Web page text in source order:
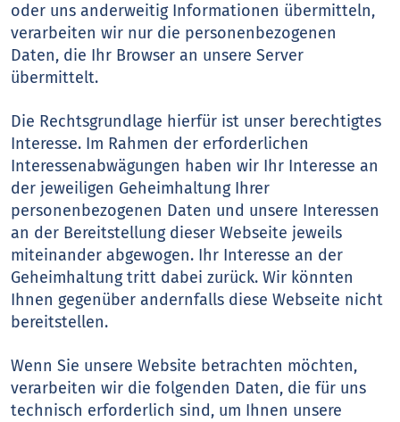
oder uns anderweitig Informationen übermitteln,
verarbeiten wir nur die personenbezogenen
Daten, die Ihr Browser an unsere Server
übermittelt.
Die Rechtsgrundlage hierfür ist unser berechtigtes
Interesse. Im Rahmen der erforderlichen
Interessenabwägungen haben wir Ihr Interesse an
der jeweiligen Geheimhaltung Ihrer
personenbezogenen Daten und unsere Interessen
an der Bereitstellung dieser Webseite jeweils
miteinander abgewogen. Ihr Interesse an der
Geheimhaltung tritt dabei zurück. Wir könnten
Ihnen gegenüber andernfalls diese Webseite nicht
bereitstellen.
Wenn Sie unsere Website betrachten möchten,
verarbeiten wir die folgenden Daten, die für uns
technisch erforderlich sind, um Ihnen unsere